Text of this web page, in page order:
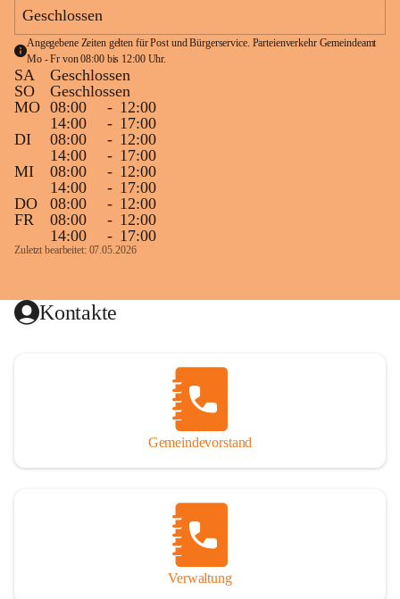
Geschlossen
Angegebene Zeiten gelten für Post und Bürgerservice. Parteienverkehr Gemeindeamt
Mo - Fr von 08:00 bis 12:00 Uhr.
SA
Geschlossen
SO
Geschlossen
MO 08:00 - 12:00
14:00
- 17:00
DI
08:00 - 12:00
14:00
- 17:00
MI
08:00 - 12:00
14:00
- 17:00
DO
08:00 - 12:00
FR
08:00 - 12:00
14:00
- 17:00
Zuletzt bearbeitet: 07.05.2026
Kontakte
Gemeindevorstand
Verwaltung